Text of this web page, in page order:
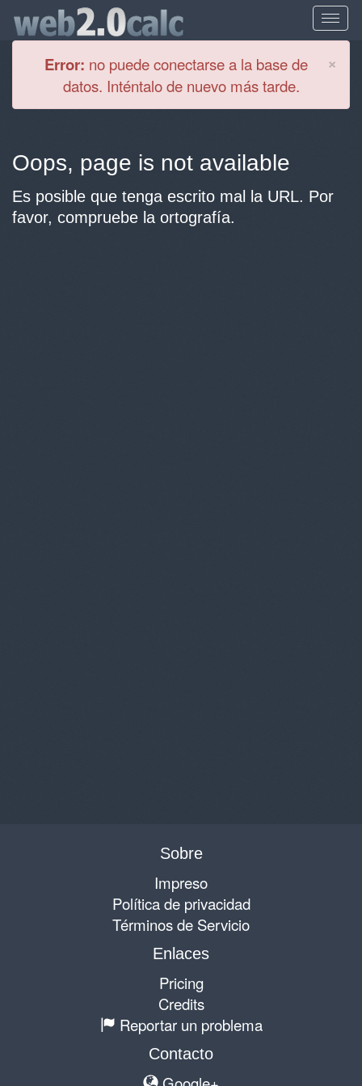
×
Error: no puede conectarse a la base de
datos. Inténtalo de nuevo más tarde.
Oops, page is not available
Es posible que tenga escrito mal la URL. Por
favor, compruebe la ortografía.
Sobre
Impreso
Política de privacidad
Términos de Servicio
Enlaces
Pricing
Credits
Reportar un problema
Contacto